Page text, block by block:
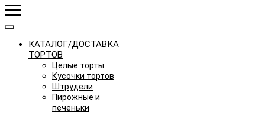
КАТАЛОГ/ДОСТАВКА
ТОРТОВ
Целые торты
Кусочки тортов
Штрудели
Пирожные и
печеньки